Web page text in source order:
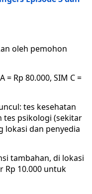
oleh pemohon
= Rp 80.000, SIM C =
tes kesehatan
tes psikologi (sekitar
lokasi dan penyedia
tambahan, di lokasi
Rp 10.000 untuk